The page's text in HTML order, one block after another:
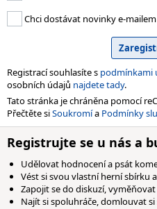
Chci dostávat novinky e-mailem
Registrací souhlasíte s podmínkami
osobních údajů najdete tady.
Tato stránka je chráněna pomocí
Přečtěte siSoukromía Podmínky
Registrujte se u nás a
Udělovat hodnocení a psát
Vést si svou vlastní herní sbírku
Zapojit se do diskuzí,
Najít si spoluhráče, domlouvat